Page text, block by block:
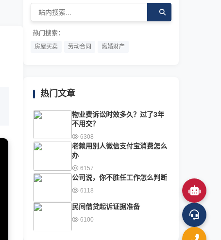
热门搜索：
房屋买卖 劳动合同 离婚财产
热门文章
物业费诉讼时效多久？过了3年
不用交？
6308
老赖用别人微信支付宝消费怎么
办
6157
公司说，你不胜任工作怎么判断
6118
民间借贷起诉证据准备
6100